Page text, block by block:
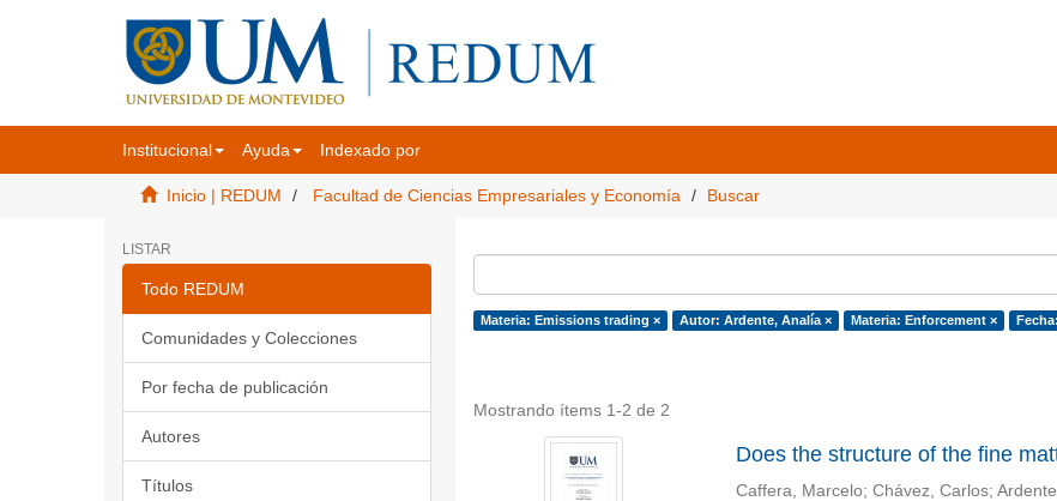
Institucional Ayuda Indexado por
Inicio | REDUM Facultad de Ciencias Empresariales y Economía Buscar
LISTAR
Todo REDUM
Comunidades y Colecciones
Por fecha de publicación
Autores
Títulos
Materia: Emissions trading × Autor: Ardente, Analía × Materia: Enforcement ×
Mostrando ítems 1-2 de 2
Does the structure of the fine
Caffera, Marcelo; Chávez, Carlos;